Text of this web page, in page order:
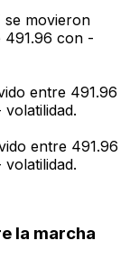
se movieron
491.96 con -
entre 491.96
entre 491.96
la marcha